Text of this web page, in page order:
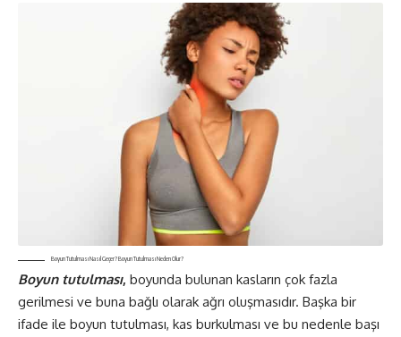
Boyun Tutulması Nasıl Geçer? Boyun Tutulması Neden Olur?
Boyun tutulması, boyunda bulunan kasların çok fazla
gerilmesi ve buna bağlı olarak ağrı oluşmasıdır. Başka bir
ifade ile boyun tutulması, kas burkulması ve bu nedenle başı